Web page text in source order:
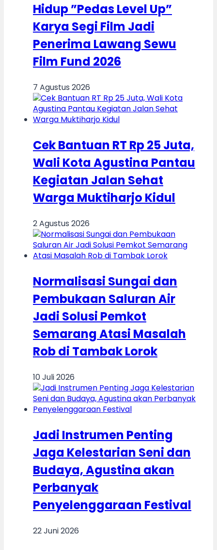
Hidup ”Pedas Level Up”
Karya Segi Film Jadi
Penerima Lawang Sewu
Film Fund 2026
7 Agustus 2026
Cek Bantuan RT Rp 25 Juta,
Wali Kota Agustina Pantau
Kegiatan Jalan Sehat
Warga Muktiharjo Kidul
2 Agustus 2026
Normalisasi Sungai dan
Pembukaan Saluran Air
Jadi Solusi Pemkot
Semarang Atasi Masalah
Rob di Tambak Lorok
10 Juli 2026
Jadi Instrumen Penting
Jaga Kelestarian Seni dan
Budaya, Agustina akan
Perbanyak
Penyelenggaraan Festival
22 Juni 2026